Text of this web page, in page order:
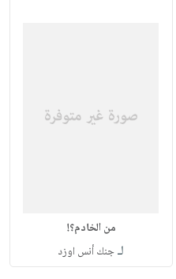
من الخادم؟!
لـجنك أنس اوزد